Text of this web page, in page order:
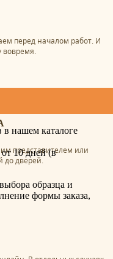
перед началом работ. И
вовремя.
представителем или
до дверей.
нашем каталоге
от 10 дней (в
образца и
формы заказа,